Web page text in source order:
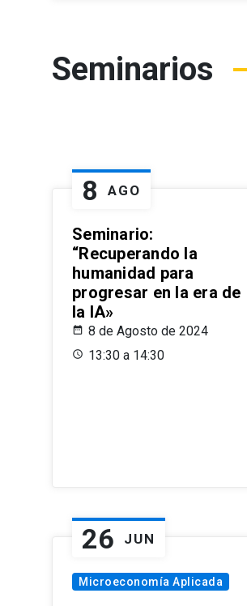
Seminarios
8 AGO
Seminario:
“Recuperando la
humanidad para
progresar en la era de
la IA»
8 de Agosto de 2024
13:30 a 14:30
26 JUN
Microeconomía Aplicada